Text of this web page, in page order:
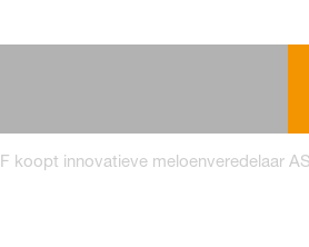
koopt innovatieve meloenveredelaar